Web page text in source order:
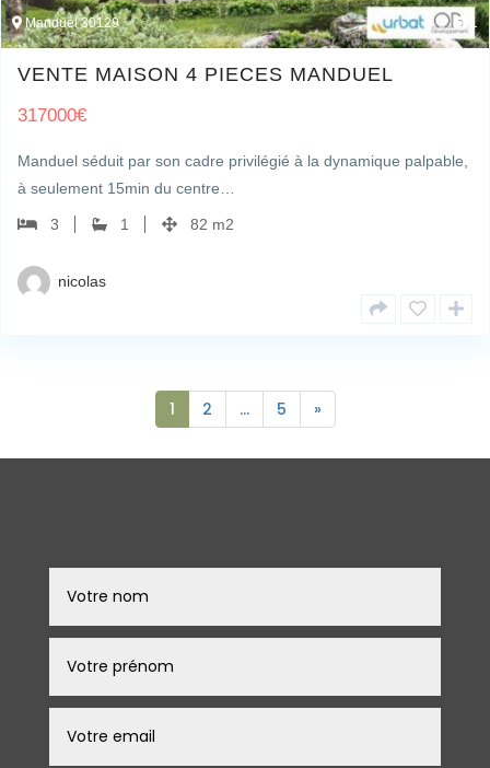
Manduel 30129 1
VENTE MAISON 4 PIECES MANDUEL
317000€
Manduel séduit par son cadre privilégié à la dynamique palpable,
à seulement 15min du centre…
3 1 82 m2
nicolas
1 2 … 5 »